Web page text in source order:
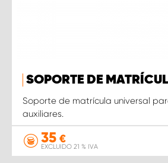
SOPORTE DE
Soporte de matrícula universal
auxiliares.
35 €
EXCLUIDO 21 % IVA